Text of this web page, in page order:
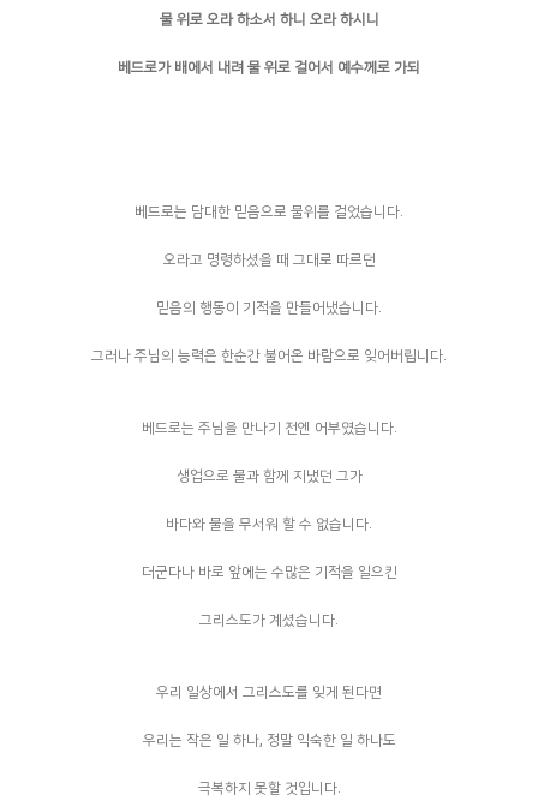
물 위로 오라 하소서 하니 오라 하시니
베드로가 배에서 내려 물 위로 걸어서 예수께로 가되
베드로는 담대한 믿음으로 물위를 걸었습니다.
오라고 명령하셨을 때 그대로 따르던
믿음의 행동이 기적을 만들어냈습니다.
그러나 주님의 능력은 한순간 불어온 바람으로 잊어버립니다.
베드로는 주님을 만나기 전엔 어부였습니다.
생업으로 물과 함께 지냈던 그가
바다와 물을 무서워 할 수 없습니다.
더군다나 바로 앞에는 수많은 기적을 일으킨
그리스도가 계셨습니다.
우리 일상에서 그리스도를 잊게 된다면
우리는 작은 일 하나, 정말 익숙한 일 하나도
극복하지 못할 것입니다.